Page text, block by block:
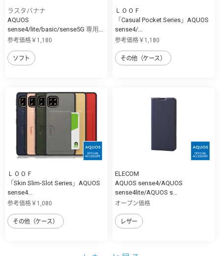
ラスタバナナ
AQUOS
sense4/lite/basic/sense5G 専用...
参考価格￥1,180
ソフト
ＬＯＯＦ
「Casual Pocket Series」AQUOS
sense4/...
参考価格￥1,180
その他（ケース）
ＬＯＯＦ
「Skin Slim-Slot Series」AQUOS
sense4...
参考価格￥1,080
その他（ケース）
ELECOM
AQUOS sense4/AQUOS
sense4lite/AQUOS s...
オープン価格
レザー